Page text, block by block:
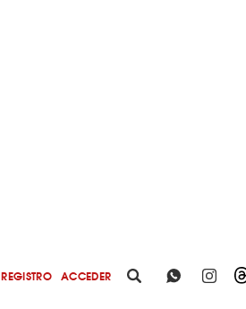
REGISTRO ACCEDER